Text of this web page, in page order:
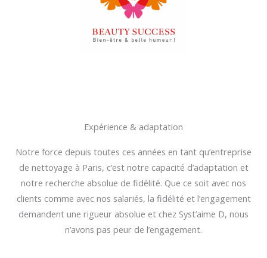
Expérience & adaptation
Notre force depuis toutes ces années en tant qu’entreprise
de nettoyage à Paris, c’est notre capacité d’adaptation et
notre recherche absolue de fidélité. Que ce soit avec nos
clients comme avec nos salariés, la fidélité et l’engagement
demandent une rigueur absolue et chez Syst’aime D, nous
n’avons pas peur de l’engagement.